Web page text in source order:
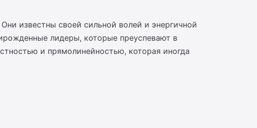
известны своей сильной волей и энергичной
лидеры, которые преуспевают в
и прямолинейностью, которая иногда